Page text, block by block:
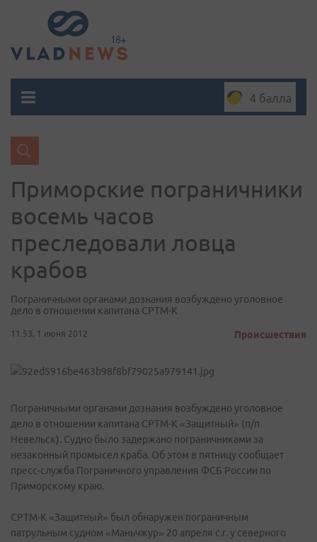
4 балла
Приморские пограничники
восемь часов
преследовали ловца
крабов
Пограничными органами дознания возбуждено уголовное
дело в отношении капитана СРТМ-К
11:53, 1 июня 2012 Происшествия
Пограничными органами дознания возбуждено уголовное
дело в отношении капитана СРТМ-К «Защитный» (п/п
Невельск). Судно было задержано пограничниками за
незаконный промысел краба. Об этом в пятницу сообщает
пресс-служба Пограничного управления ФСБ России по
Приморскому краю.
СРТМ-К «Защитный» был обнаружен пограничным
патрульным судном «Маньчжур» 20 апреля с.г. у северного